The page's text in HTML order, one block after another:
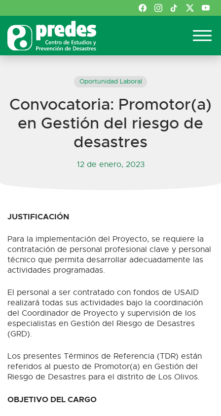
Oportunidad Laboral
Convocatoria: Promotor(a)
en Gestión del riesgo de
desastres
12 de enero, 2023
JUSTIFICACIÓN
Para la implementación del Proyecto, se requiere la
contratación de personal profesional clave y personal
técnico que permita desarrollar adecuadamente las
actividades programadas.
El personal a ser contratado con fondos de USAID
realizará todas sus actividades bajo la coordinación
del Coordinador de Proyecto y supervisión de los
especialistas en Gestión del Riesgo de Desastres
(GRD).
Los presentes Términos de Referencia (TDR) están
referidos al puesto de Promotor(a) en Gestión del
Riesgo de Desastres para el distrito de Los Olivos.
OBJETIVO DEL CARGO